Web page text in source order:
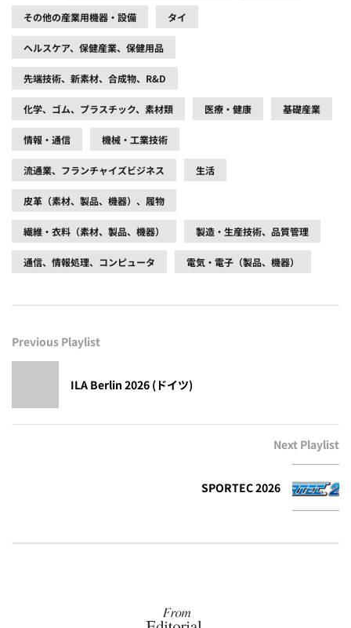
その他の産業用機器・設備 タイ
ヘルスケア、保健産業、保健用品
先端技術、新素材、合成物、R&D
化学、ゴム、プラスチック、素材類 医療・健康 基礎産業
情報・通信 機械・工業技術
流通業、フランチャイズビジネス 生活
皮革（素材、製品、機器）、履物
繊維・衣料（素材、製品、機器） 製造・生産技術、品質管理
通信、情報処理、コンピュータ 電気・電子（製品、機器）
Previous Playlist
ILA Berlin 2026 (ドイツ)
Next Playlist
SPORTEC 2026